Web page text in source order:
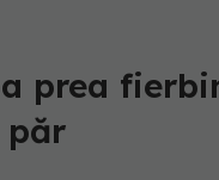
prea
păr